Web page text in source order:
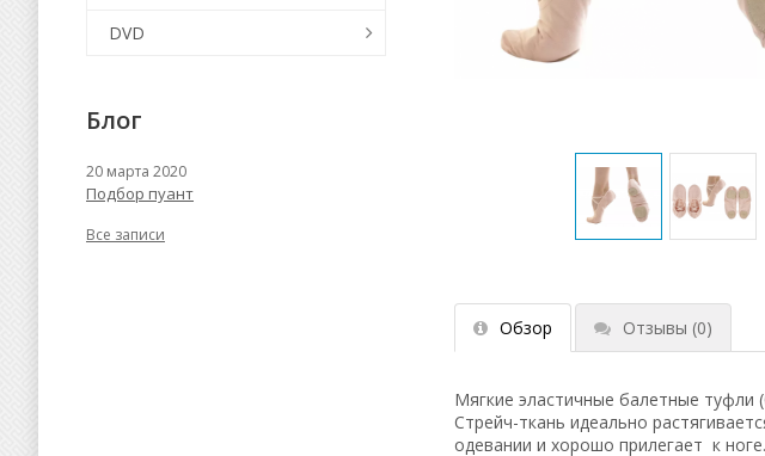
Обзор Отзывы (0)
Мягкие эластичные балетные туфли
Стрейч-ткань идеально
одевании и хорошо прилегает к
DVD
Блог
20 марта 2020
Подбор пуант
Все записи